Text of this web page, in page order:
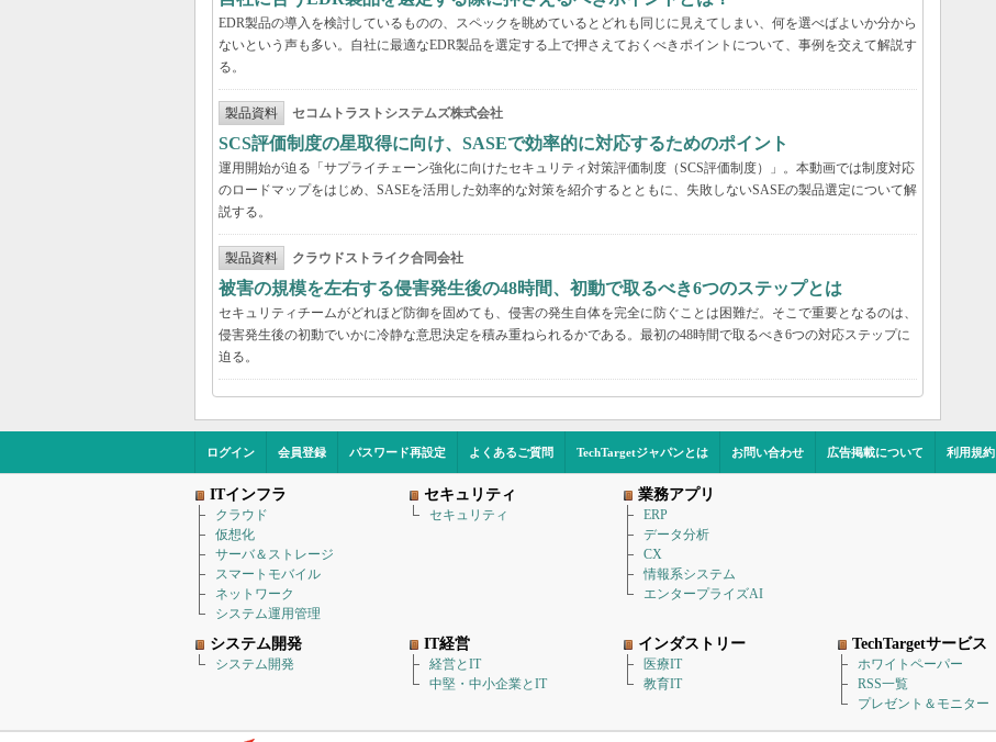
EDR製品の導入を検討しているものの、スペックを眺めているとどれも同じに見えてしまい、何を選べばよいか分から
ないという声も多い。自社に最適なEDR製品を選定する上で押さえておくべきポイントについて、事例を交えて解説す
る。
製品資料 セコムトラストシステムズ株式会社
SCS評価制度の星取得に向け、SASEで効率的に対応するためのポイント
運用開始が迫る「サプライチェーン強化に向けたセキュリティ対策評価制度（SCS評価制度）」。本動画では制度対応
のロードマップをはじめ、SASEを活用した効率的な対策を紹介するとともに、失敗しないSASEの製品選定について解
説する。
製品資料 クラウドストライク合同会社
被害の規模を左右する侵害発生後の48時間、初動で取るべき6つのステップとは
セキュリティチームがどれほど防御を固めても、侵害の発生自体を完全に防ぐことは困難だ。そこで重要となるのは、
侵害発生後の初動でいかに冷静な意思決定を積み重ねられるかである。最初の48時間で取るべき6つの対応ステップに
迫る。
ログイン 会員登録 パスワード再設定 よくあるご質問 TechTargetジャパンとは お問い合わせ 広告掲載について 利用規約
ITインフラ
クラウド
仮想化
サーバ＆ストレージ
スマートモバイル
ネットワーク
システム運用管理
セキュリティ
セキュリティ
業務アプリ
ERP
データ分析
CX
情報系システム
エンタープライズAI
システム開発
システム開発
IT経営
経営とIT
中堅・中小企業とIT
インダストリー
医療IT
教育IT
TechTargetサービス
ホワイトペーパー
RSS一覧
プレゼント＆モニター